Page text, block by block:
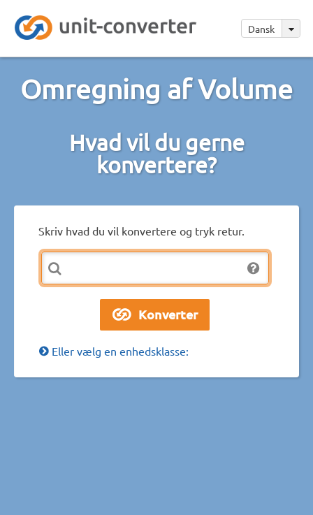
Dansk
Omregning af Volume
Hvad vil du gerne
konvertere?
Skriv hvad du vil konvertere og tryk retur.
Eller vælg en enhedsklasse: